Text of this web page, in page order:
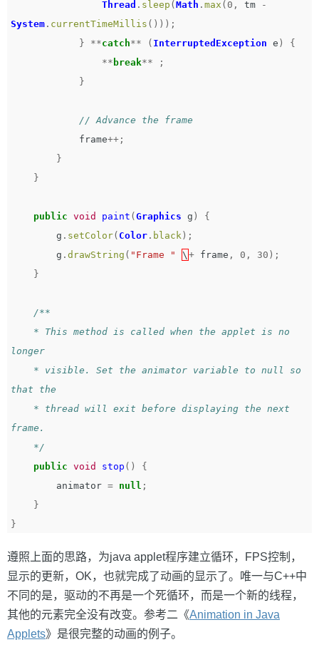
Thread . sleep ( Math . max ( 0 , tm
-
System . currentTimeMillis ()));
}
**catch** ( InterruptedException e )
{
** break**
;
}
// Advance the frame
frame++;
}
}
public void paint ( Graphics g )
{
g . setColor( Color . black );
g . drawString ( "Frame " \ + frame , 0 , 30 );
}
/**
longer
that the
frame.
    */
public void stop ()
{
animator = null ;
}
}
遵照上面的思路，为java applet程序建立循环，FPS控制，
显示的更新，OK，也就完成了动画的显示了。唯一与C++中
不同的是，驱动的不再是一个死循环，而是一个新的线程，
其他的元素完全没有改变。参考二《Animation in Java
Applets》是很完整的动画的例子。